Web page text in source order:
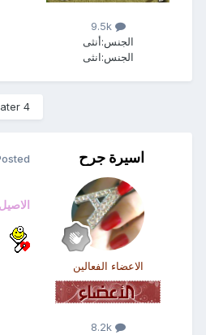
9.5k
الجنس:أنثى
الجنس:انثى
4 weeks later...
اسيرة جرح
الاعضاء الفعالين
8.2k
الاصيل